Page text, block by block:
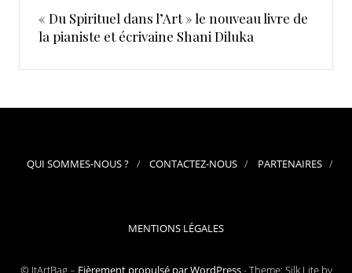
« Du Spirituel dans l’Art » le nouveau livre de
la pianiste et écrivaine Shani Diluka
QUI SOMMES-NOUS ? CONTACTEZ-NOUS PARTENAIRES
MENTIONS LÉGALES
© ItArtBag – Fièrement propulsé par WordPress-Theme: Silk Lite by